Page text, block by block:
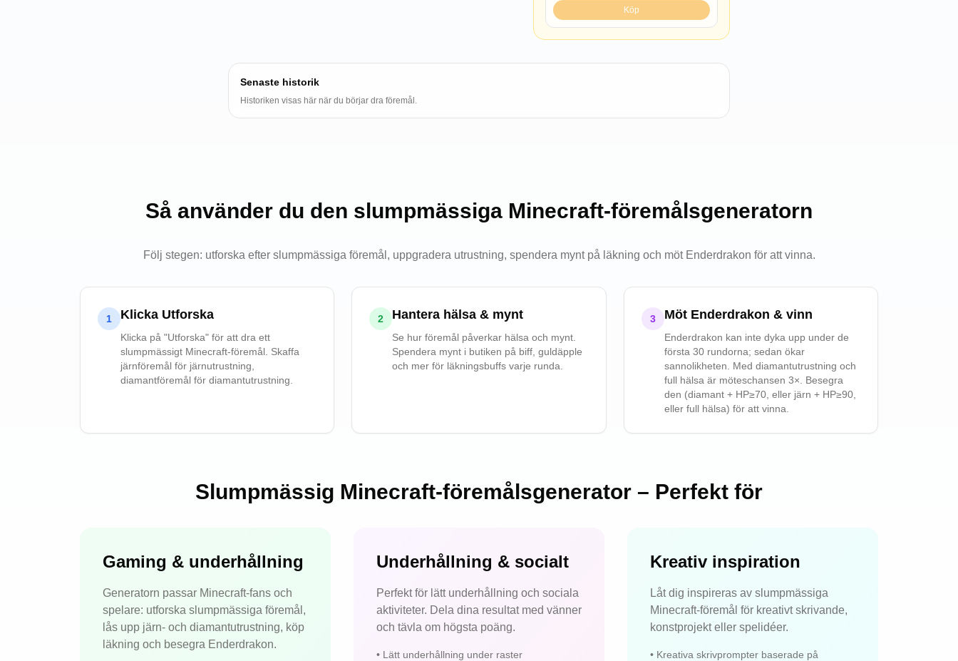
Köp
Senaste historik
Historiken visas här när du börjar dra föremål.
Så använder du den slumpmässiga Minecraft-föremålsgeneratorn
Följ stegen: utforska efter slumpmässiga föremål, uppgradera utrustning, spendera mynt på läkning och möt Enderdrakon för att vinna.
1 Klicka Utforska
Klicka på "Utforska" för att dra ett
slumpmässigt Minecraft-föremål. Skaffa
järnföremål för järnutrustning,
diamantföremål för diamantutrustning.
2 Hantera hälsa & mynt
Se hur föremål påverkar hälsa och mynt.
Spendera mynt i butiken på biff, guldäpple
och mer för läkningsbuffs varje runda.
3 Möt Enderdrakon & vinn
Enderdrakon kan inte dyka upp under de
första 30 rundorna; sedan ökar
sannolikheten. Med diamantutrustning och
full hälsa är möteschansen 3×. Besegra
den (diamant + HP≥70, eller järn + HP≥90,
eller full hälsa) för att vinna.
Slumpmässig Minecraft-föremålsgenerator – Perfekt för
Gaming & underhållning
Generatorn passar Minecraft-fans och
spelare: utforska slumpmässiga föremål,
lås upp järn- och diamantutrustning, köp
läkning och besegra Enderdrakon.
Underhållning & socialt
Perfekt för lätt underhållning och sociala
aktiviteter. Dela dina resultat med vänner
och tävla om högsta poäng.
• Lätt underhållning under raster
Kreativ inspiration
Låt dig inspireras av slumpmässiga
Minecraft-föremål för kreativt skrivande,
konstprojekt eller spelidéer.
• Kreativa skrivprompter baserade på